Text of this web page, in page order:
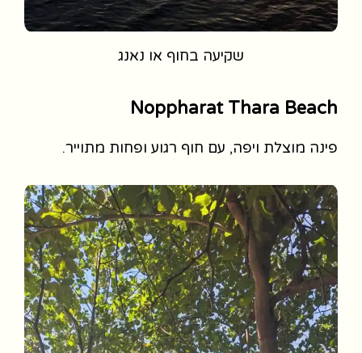
שקיעה בחוף או נאנג
Noppharat Thara Beach
פינה מוצלת ויפה, עם חוף רגוע ופחות מתוייר.